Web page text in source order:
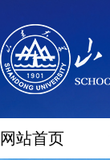
网站首页